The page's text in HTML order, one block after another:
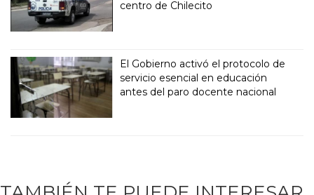
centro de Chilecito
El Gobierno activó el protocolo de
servicio esencial en educación
antes del paro docente nacional